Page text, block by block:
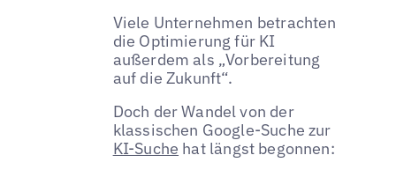
Viele Unternehmen betrachten
die Optimierung für KI
außerdem als „Vorbereitung
auf die Zukunft“.
Doch der Wandel von der
klassischen Google-Suche zur
KI-Suche hat längst begonnen: